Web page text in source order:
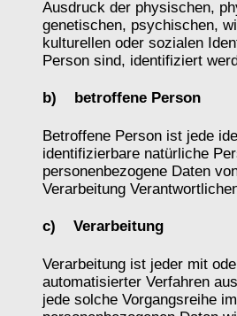
Ausdruck der physischen,
genetischen, psychischen,
kulturellen oder sozialen
Person sind, identifiziert
b) betroffene Person
Betroffene Person ist jede
identifizierbare natürliche
personenbezogene Daten
Verarbeitung
c) Verarbeitung
Verarbeitung ist jeder mit
automatisierter Verfahren
jede solche Vorgangsreihe